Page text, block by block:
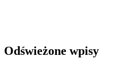
Odświeżone wpisy